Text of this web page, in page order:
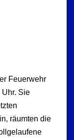
Feuerwehr
Uhr. Sie
räumten die